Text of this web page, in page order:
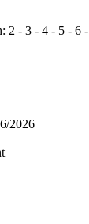
2 - 3 - 4 - 5 - 6 -
2026